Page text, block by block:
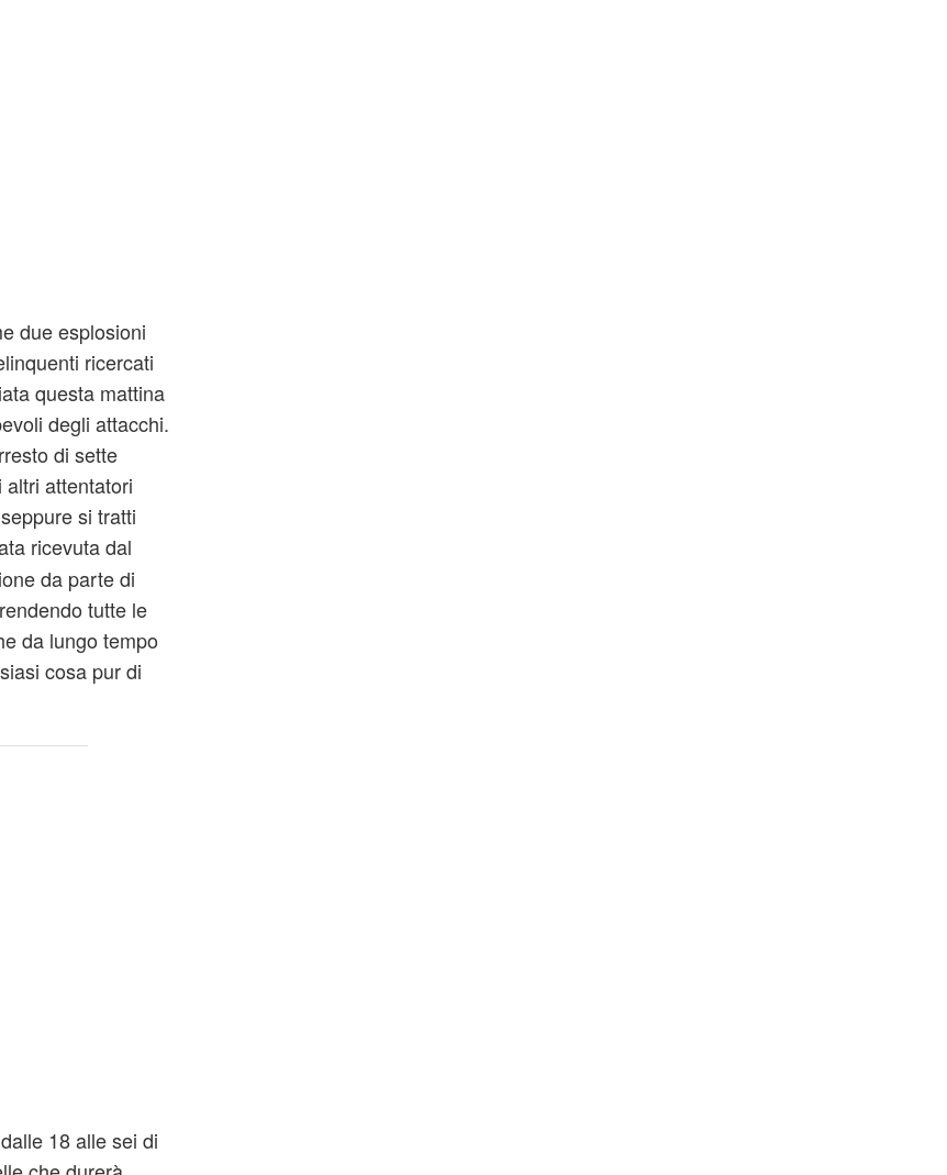
due esplosioni
ricercati
questa mattina
degli attacchi.
di sette
attentatori
si tratti
ricevuta dal
da parte di
tutte le
da lungo tempo
cosa pur di
18 alle sei di